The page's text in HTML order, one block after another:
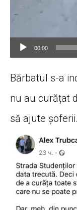
00:00
Bărbatul s-a
nu au curățat
să ajute șoferii.